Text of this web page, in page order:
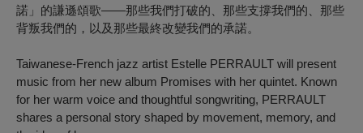
諾」的謙遜頌歌——那些我們打破的、那些支撐我們的、那些
背叛我們的，以及那些最終改變我們的承諾。
Taiwanese-French jazz artist Estelle PERRAULT will present
music from her new album Promises with her quintet. Known
for her warm voice and thoughtful songwriting, PERRAULT
shares a personal story shaped by movement, memory, and